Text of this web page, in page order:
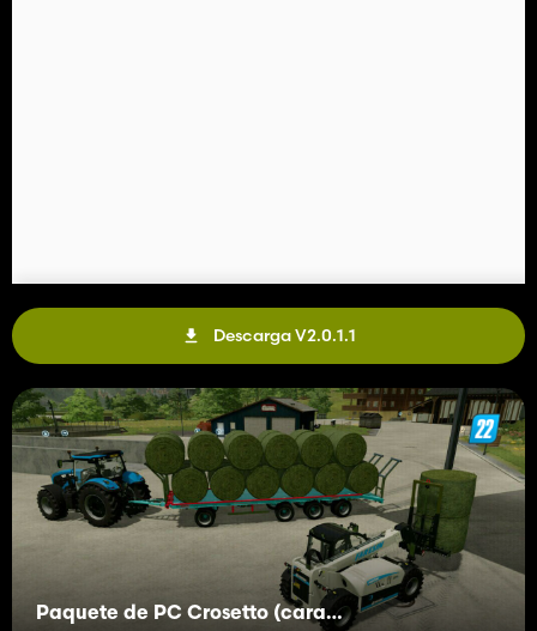
Descarga V2.0.1.1
Paquete de PC Crosetto (características adicionales)